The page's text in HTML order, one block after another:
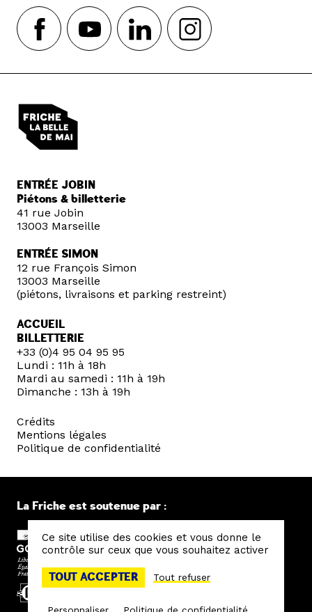
ENTRÉE JOBIN
Piétons & billetterie
41 rue Jobin
13003 Marseille
ENTRÉE SIMON
12 rue François Simon
13003 Marseille
(piétons, livraisons et parking restreint)
ACCUEIL
BILLETTERIE
+33 (0)4 95 04 95 95
Lundi : 11h à 18h
Mardi au samedi : 11h à 19h
Dimanche : 13h à 19h
Crédits
Mentions légales
Politique de confidentialité
La Friche est soutenue par :
Ce site utilise des cookies et vous donne le
contrôle sur ceux que vous souhaitez activer
TOUT ACCEPTER Tout refuser